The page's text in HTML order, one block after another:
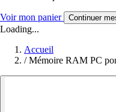
Voir mon panier Continuer
Loading...
Accueil
/ Mémoire RAM PC